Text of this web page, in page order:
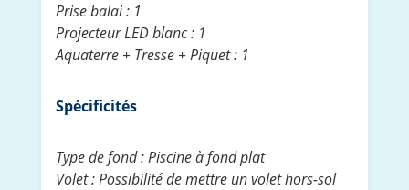
Prise balai : 1
Projecteur LED blanc : 1
Aquaterre + Tresse + Piquet : 1
Spécificités
Type de fond : Piscine à fond plat
Volet : Possibilité de mettre un volet hors-sol